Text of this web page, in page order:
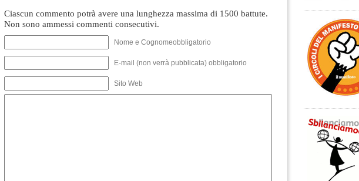
Ciascun commento potrà avere una lunghezza massima di 1500 battute.
Non sono ammessi commenti consecutivi.
Nome e Cognomeobbligatorio
E-mail (non verrà pubblicata) obbligatorio
Sito Web